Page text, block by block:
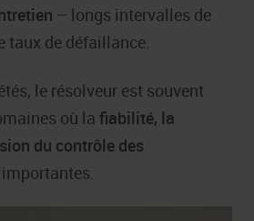
– longs intervalles de
taux de défaillance.
le résolveur est souvent
où la fiabilité, la
du contrôle des